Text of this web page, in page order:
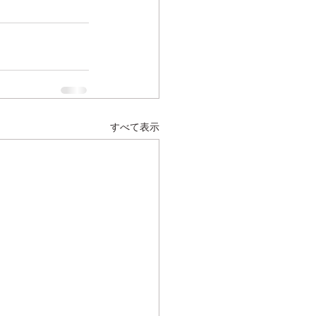
すべて表示